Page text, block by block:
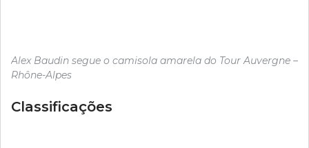
Alex Baudin segue o camisola amarela do Tour Auvergne –
Rhône-Alpes
Classificações